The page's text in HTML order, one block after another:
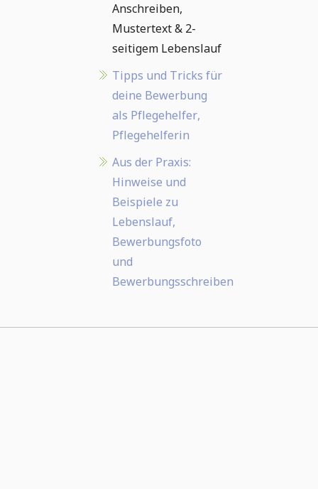
Anschreiben,
Mustertext & 2-
seitigem Lebenslauf
Tipps und Tricks für
deine Bewerbung
als Pflegehelfer,
Pflegehelferin
Aus der Praxis:
Hinweise und
Beispiele zu
Lebenslauf,
Bewerbungsfoto
und
Bewerbungsschreiben